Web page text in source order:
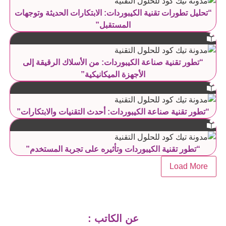
“تحليل تطورات تقنية الكيبوردات: الابتكارات الحديثة وتوجهات
المستقبل”
“تطور تقنية صناعة الكيبوردات: من الأسلاك الرقيقة إلى
الأجهزة الميكانيكية”
“تطور تقنية صناعة الكيبوردات: أحدث التقنيات والابتكارات”
“تطور تقنية الكيبوردات وتأثيره على تجربة المستخدم”
Load More
عن الكاتب :